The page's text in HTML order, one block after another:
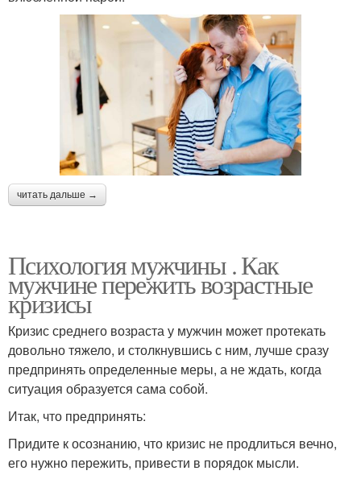
читать дальше →
Психология мужчины . Как
мужчине пережить возрастные
кризисы
Кризис среднего возраста у мужчин может протекать
довольно тяжело, и столкнувшись с ним, лучше сразу
предпринять определенные меры, а не ждать, когда
ситуация образуется сама собой.
Итак, что предпринять:
Придите к осознанию, что кризис не продлиться вечно,
его нужно пережить, привести в порядок мысли.